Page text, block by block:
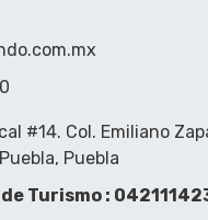
#14. Col. Emiliano
Puebla
Turismo :